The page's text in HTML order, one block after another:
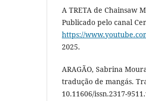
A TRETA de Chainsaw
Publicado pelo canal
https://
2025.
ARAGÃO, Sabrina
tradução de mangás.
10.11606/issn.2317-